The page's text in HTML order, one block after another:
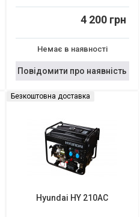
4 200 грн
Немає в наявності
Повідомити про наявність
Безкоштовна доставка
Hyundai HY 210AC